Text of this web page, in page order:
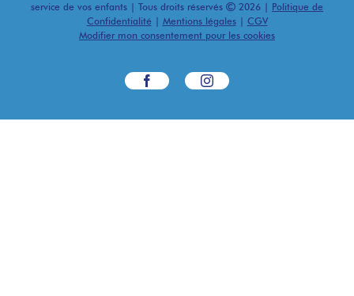
service de vos enfants | Tous droits réservés
2026 | Politique de
Confidentialité | Mentions légales| CGV
Modifier mon consentement pour les cookies
Facebook Instagram